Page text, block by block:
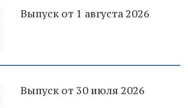
Выпуск от 1 августа 2026
Выпуск от 30 июля 2026